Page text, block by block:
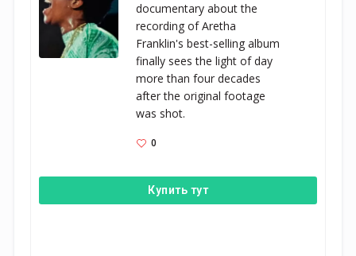
documentary about the
recording of Aretha
Franklin's best-selling album
finally sees the light of day
more than four decades
after the original footage
was shot.
0
Купить тут